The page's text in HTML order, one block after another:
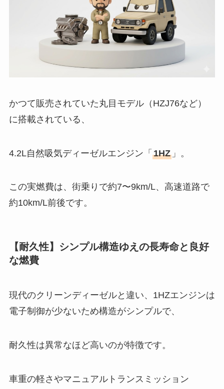
かつて販売されていた丸目モデル（HZJ76など）
に搭載されている、
4.2L自然吸気ディーゼルエンジン「 1HZ」。
この実燃費は、街乗りで約7〜9km/L、高速道路で
約10km/L前後です。
【耐久性】シンプル構造ゆえの長寿命と良好
な燃費
現代のクリーンディーゼルと違い、1HZエンジンは
電子制御が少ないため構造がシンプルで、
耐久性は異常なほど高いのが特徴です。
車重の軽さやマニュアルトランスミッション